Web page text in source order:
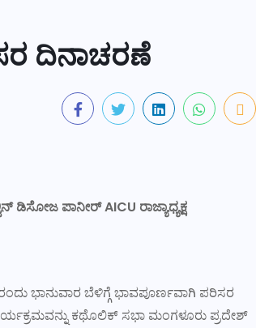
ದಿನಾಚರಣೆ
ನ್ ಡಿಸೋಜ ಪಾನೀರ್ AICU ರಾಜ್ಯಾಧ್ಯಕ್ಷ
ಭಾನುವಾರ ಬೆಳಿಗ್ಗೆ ಭಾವಪೂರ್ಣವಾಗಿ ಪರಿಸರ
ಕಥೊಲಿಕ್ ಸಭಾ ಮಂಗಳೂರು ಪ್ರದೇಶ್